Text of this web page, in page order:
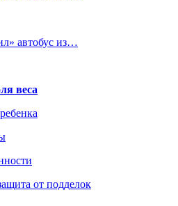
автобус из…
веса
от подделок